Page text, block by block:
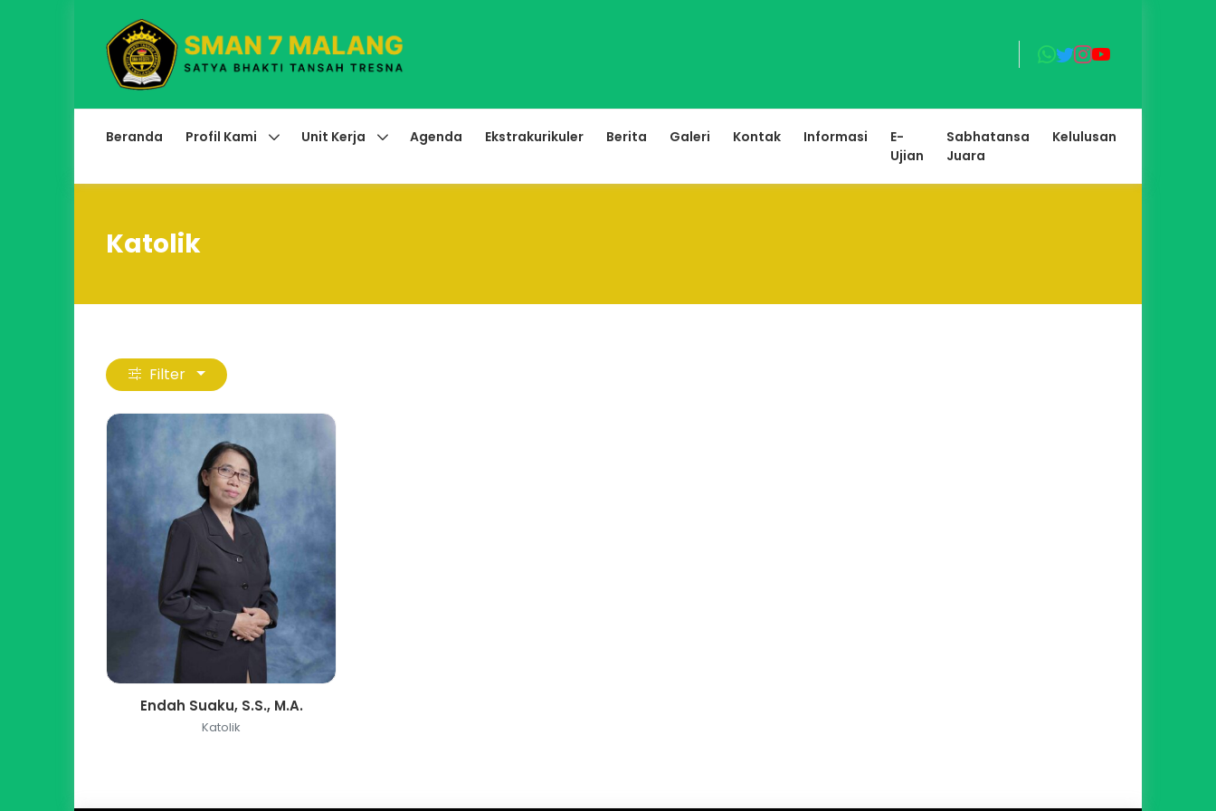
Beranda Profil Kami Unit Kerja Agenda Ekstrakurikuler Berita Galeri Kontak Informasi
E-
Ujian
Sabhatansa
Juara
Kelulusan
Katolik
Filter
Endah Suaku, S.S., M.A.
Katolik